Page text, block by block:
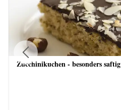
Zucchinikuchen - besonders saftig
Previous